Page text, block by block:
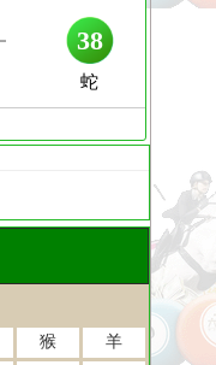
猴
羊